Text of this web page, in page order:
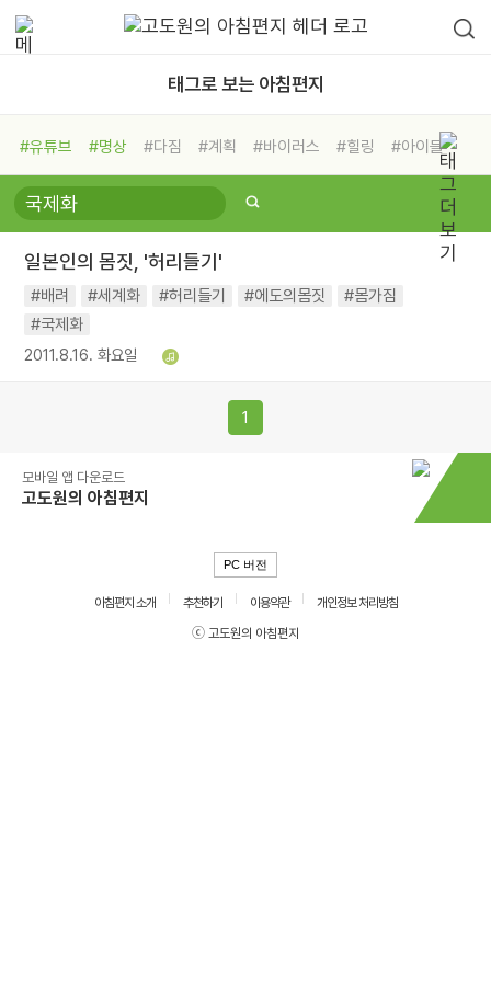
태그로 보는 아침편지
#유튜브 #명상 #다짐 #계획 #바이러스 #힐링
#아이들
#비전캠프
#독서캠프 #삶
#희망
#나눔 #친구 #링컨학교
#독서
#건강 #면역력
일본인의 몸짓, '허리들기'
#배려 #세계화 #허리들기 #에도의몸짓
#몸가짐
#국제화
2011.8.16. 화요일
1
모바일 앱 다운로드
고도원의 아침편지
PC 버전
아침편지 소개 추천하기 이용약관
개인정보 처리방침
ⓒ 고도원의 아침편지